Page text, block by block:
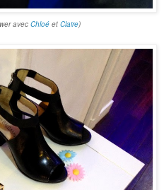
avec Chloé et Claire)